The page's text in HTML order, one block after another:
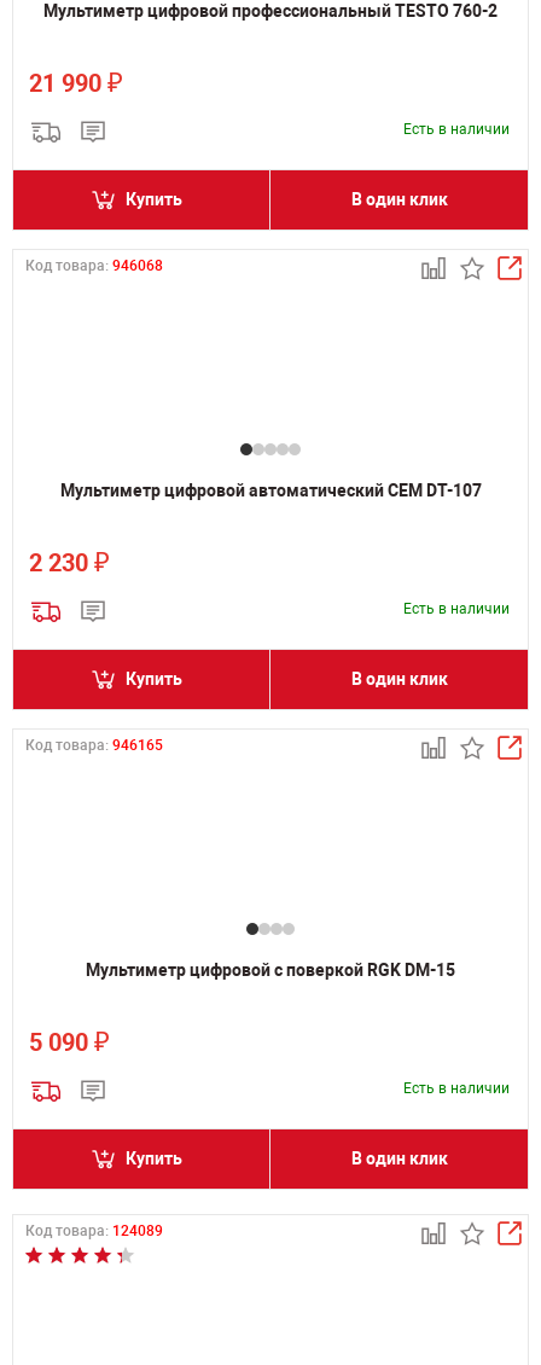
Мультиметр цифровой профессиональный TESTO 760-2
21 990 ₽
Есть в наличии
Купить В один клик
Код товара: 946068
Мультиметр цифровой автоматический CEM DT-107
2 230 ₽
Есть в наличии
Купить В один клик
Код товара: 946165
Мультиметр цифровой с поверкой RGK DM-15
5 090 ₽
Есть в наличии
Купить В один клик
Код товара: 124089